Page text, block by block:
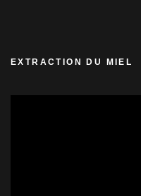
EXTRACTION DU MIEL